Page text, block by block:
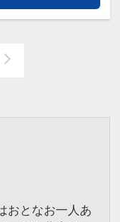
DP-2-
オーダー
が湧出す
自慢の湯。
テーマにし
おとなお一人あ